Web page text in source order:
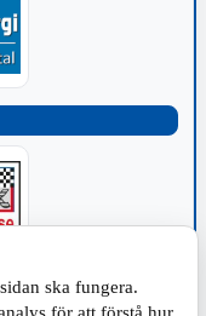
ska fungera.